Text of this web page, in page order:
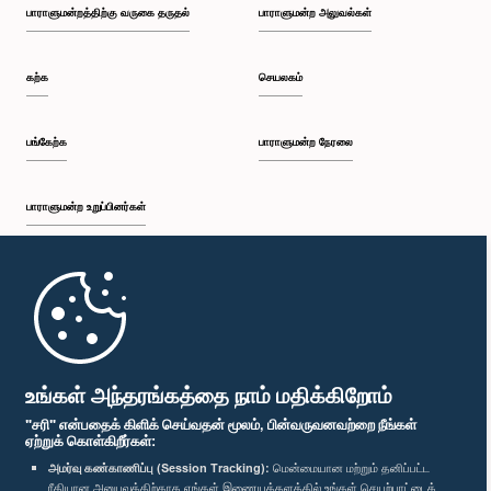
உங்கள் அந்தரங்கத்தை நாம் மதிக்கிறோம்
"சரி" என்பதைக் கிளிக் செய்வதன் மூலம், பின்வருவனவற்றை நீங்கள்
ஏற்றுக் கொள்கிறீர்கள்:
அமர்வு கண்காணிப்பு (Session Tracking): மென்மையான மற்றும் தனிப்பட்ட
ரீதியான அனுபவத்திற்காக எங்கள் இணையத்தளத்தில் உங்கள் செயற்பாட்டைக்
பாராளுமன்றத்திற்கு வருகை தருதல்
கற்க
பங்கேற்க
பாராளுமன்ற உறுப்பினர்கள்
முதற்பக்கம்
பாராளுமன்ற அலுவல்கள்
செயலகம்
பாராளுமன்ற நேரலை
பாராளுமன்ற கையடக்க செயலி
எம்மை பின்தொடர்க :